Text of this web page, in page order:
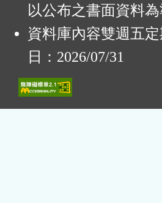
以公布之書面資料為
資料庫內容雙週五
日：2026/07/31